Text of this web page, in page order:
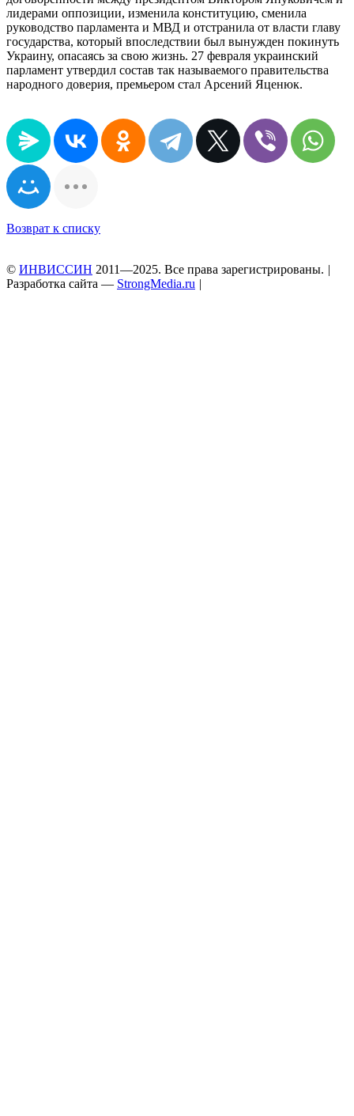
лидерами оппозиции, изменила конституцию, сменила
руководство парламента и МВД и отстранила от власти главу
государства, который впоследствии был вынужден покинуть
Украину, опасаясь за свою жизнь. 27 февраля украинский
парламент утвердил состав так называемого правительства
народного доверия, премьером стал Арсений Яценюк.
Возврат к списку
© ИНВИССИН 2011—2025. Все права зарегистрированы. |
Разработка сайта — StrongMedia.ru |